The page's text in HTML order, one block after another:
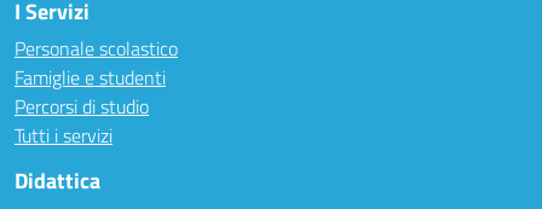
I Servizi
Personale scolastico
Famiglie e studenti
Percorsi di studio
Tutti i servizi
Didattica